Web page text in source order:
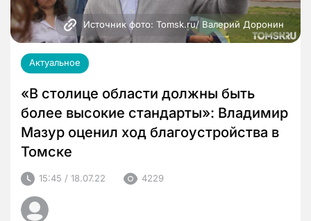
Источник фото: Tomsk.ru/ Валерий Доронин
Актуальное
«В столице области должны быть
более высокие стандарты»: Владимир
Мазур оценил ход благоустройства в
Томске
15:45 / 18.07.22 4229